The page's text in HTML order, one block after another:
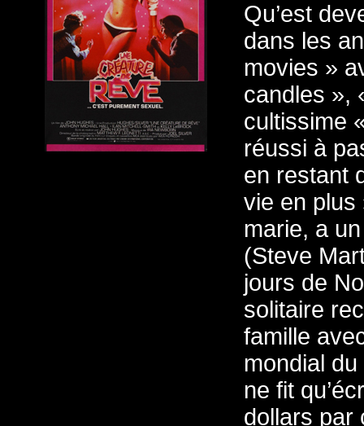
Qu’est
dans les
movies »
candles »,
cultissime
réussi à
en restant
vie en plus
marie, a
(Steve
jours de
solitaire
famille
mondial du
ne fit
dollars par